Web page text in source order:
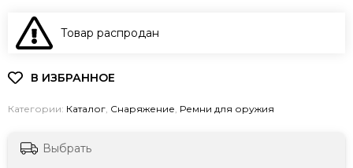
Товар распродан
Категории: Каталог, Снаряжение, Ремни для оружия
Выбрать